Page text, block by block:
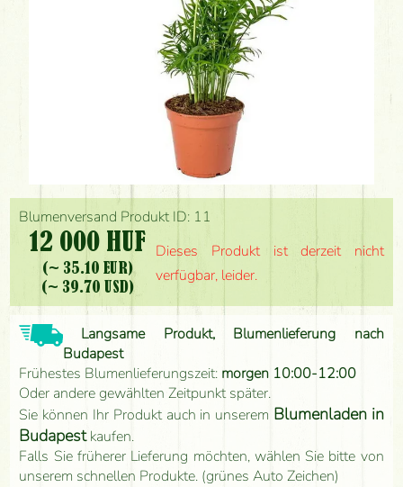
Blumenversand Produkt ID: 11
12 000 HUF
(~ 35.10 EUR)
(~ 39.70 USD)
Dieses Produkt ist derzeit nicht
verfügbar, leider.
Langsame Produkt, Blumenlieferung nach
Budapest
Frühestes Blumenlieferungszeit: morgen 10:00-12:00
Oder andere gewählten Zeitpunkt später.
Sie können Ihr Produkt auch in unserem Blumenladen in
Budapestkaufen.
Falls Sie früherer Lieferung möchten, wählen Sie bitte von
unserem schnellen Produkte. (grünes Auto Zeichen)